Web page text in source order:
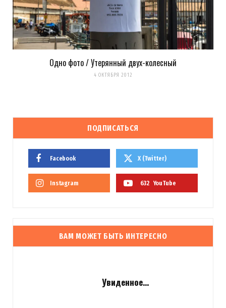
Одно фото / Утерянный двух-колесный
4 ОКТЯБРЯ 2012
ПОДПИСАТЬСЯ
Facebook X (Twitter)
Instagram 632 YouTube
ВАМ МОЖЕТ БЫТЬ ИНТЕРЕСНО
Увиденное…